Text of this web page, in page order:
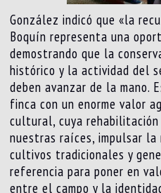
González indicó que «la
Boquín representa una
demostrando que la
histórico y la actividad del
deben avanzar de la mano.
finca con un enorme valor
cultural, cuya
nuestras raíces, impulsar la
cultivos tradicionales y
referencia para poner en
entre el campo y la